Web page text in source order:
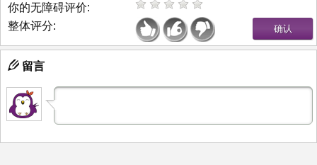
你的无障碍评价:
整体评分:
留言